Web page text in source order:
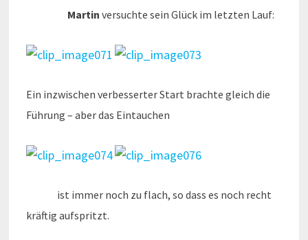
Martin versuchte sein Glück im letzten Lauf:
Ein inzwischen verbesserter Start brachte gleich die
Führung – aber das Eintauchen
ist immer noch zu flach, so dass es noch recht
kräftig aufspritzt.